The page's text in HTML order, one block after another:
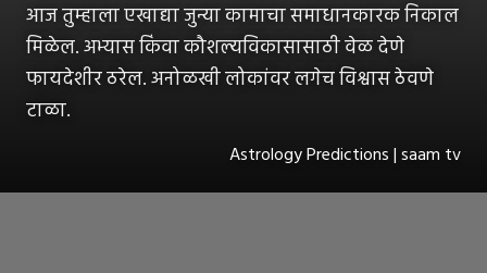
आज तुम्हाला एखाद्या जुन्या कामाचा समाधानकारक निकाल
मिळेल. अभ्यास किंवा कौशल्यविकासासाठी वेळ देणे
फायदेशीर ठरेल. अनोळखी लोकांवर लगेच विश्वास ठेवणे
टाळा.
Astrology Predictions | saam tv